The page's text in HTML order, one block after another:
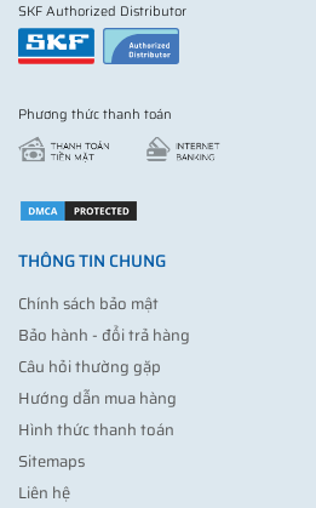
SKF Authorized Distributor
Phương thức thanh toán
THÔNG TIN CHUNG
Chính sách bảo mật
Bảo hành - đổi trả hàng
Câu hỏi thường gặp
Hướng dẫn mua hàng
Hình thức thanh toán
Sitemaps
Liên hệ